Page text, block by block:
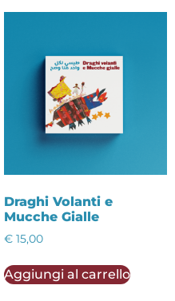
Draghi Volanti e
Mucche Gialle
€ 15,00
Aggiungi al carrello